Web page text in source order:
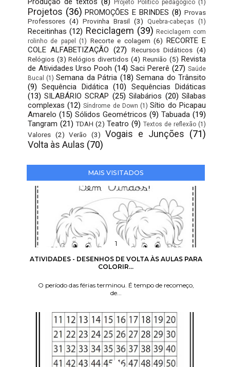
Projeto Político pedagógico (1)
Projetos (36) PROMOÇÕES E BRINDES (8) Provas
Professores (4) Provinha Brasil (3) Quebra-cabeças (1)
Receitinhas (12) Reciclagem (39) Reciclagem com
rolinho de papel
(1) Recorte e colagem (6) RECORTE E
COLE ALFABETIZAÇÃO (27) Recursos Didáticos (4)
Relógios (3) Relógios divertidos (4) Reunião (5) Revista
de Atividades Urso Pooh (14) Saci Pererê (27) Saúde
Bucal
(1) Semana da Pátria (18) Semana do Trânsito
(9) Sequência Didática (10)
Sequências Didáticas
(13) SILABÁRIO SCRAP (25) Silabários (20) Sílabas
complexas (12) Síndrome de Down (1) Sítio do Picapau
Amarelo (15) Sólidos Geométricos (9) Tabuada (19)
Tangram (21) TDAH (2) Teatro (9) Textos de reflexão (1)
Valores (2) Verão (3) Vogais e Junções (71)
Volta às Aulas (70)
MAIS VISITADOS
ATIVIDADES - DESENHOS DE VOLTA ÀS AULAS PARA
COLORIR...
O período das férias terminou. É tempo de recomeço,
de...